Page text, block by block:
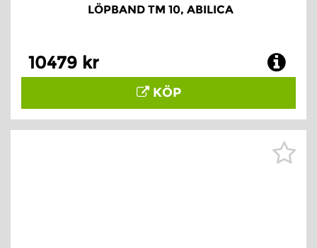
LÖPBAND TM 10, ABILICA
10479 kr
KÖP